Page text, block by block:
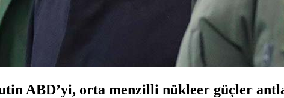
ABD’yi, orta menzilli nükleer güçler